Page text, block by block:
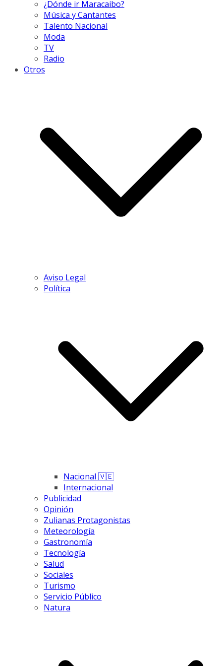
¿Dónde ir Maracaibo?
Música y Cantantes
Talento Nacional
Moda
TV
Radio
Otros
Aviso Legal
Política
Nacional 🇻🇪
Internacional
Publicidad
Opinión
Zulianas Protagonistas
Meteorología
Gastronomía
Tecnología
Salud
Sociales
Turismo
Servicio Público
Natura